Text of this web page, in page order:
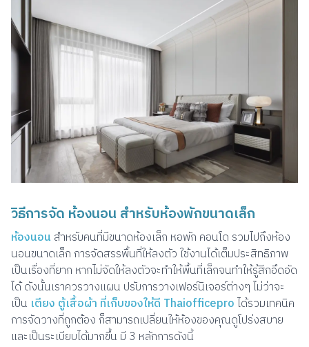
วิธีการจัด ห้องนอน สำหรับห้องพักขนาดเล็ก
ห้องนอน สำหรับคนที่มีขนาดห้องเล็ก หอพัก คอนโด รวมไปถึงห้อง
นอนขนาดเล็ก การจัดสรรพื้นที่ให้ลงตัว ใช้งานได้เต็มประสิทธิภาพ
เป็นเรื่องที่ยาก หากไม่จัดให้ลงตัวจะทำให้พื้นที่เล็กจนทำให้รู้สีกอึดอัด
ได้ ดังนั้นเราควรวางแผน ปรับการวางเฟอร์นิเจอร์ต่างๆ ไม่ว่าจะ
เป็น เตียง ตู้เสื้อผ้า ที่เก็บของให้ดี Thaiofficeproได้รวมเทคนิค
การจัดวางที่ถูกต้อง ก็สามารถเปลี่ยนให้ห้องของคุณดูโปร่งสบาย
และเป็นระเบียบได้มากขึ้น มี 3 หลักการดังนี้